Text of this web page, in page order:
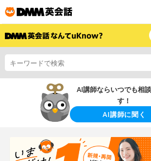
AI講師ならいつでも相
す！
AI講師に聞く